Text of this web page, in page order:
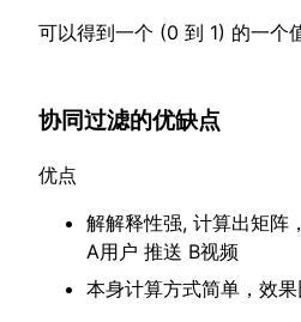
可以得到一个 (0 到 1) 的一个
协同过滤的优缺点
优点
解解释性强, 计算出矩阵
A用户 推送 B视频
本身计算方式简单，效